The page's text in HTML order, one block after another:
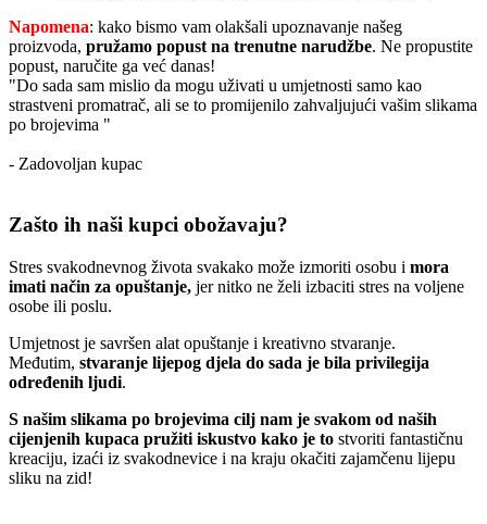
Napomena: kako bismo vam olakšali upoznavanje našeg
proizvoda, pružamo popust na trenutne narudžbe. Ne propustite
popust, naručite ga već danas!
"Do sada sam mislio da mogu uživati u umjetnosti samo kao
strastveni promatrač, ali se to promijenilo zahvaljujući vašim slikama
po brojevima "
- Zadovoljan kupac
Zašto ih naši kupci obožavaju?
Stres svakodnevnog života svakako može izmoriti osobu i mora
imati način za opuštanje, jer nitko ne želi izbaciti stres na voljene
osobe ili poslu.
Umjetnost je savršen alat opuštanje i kreativno stvaranje.
Međutim, stvaranje lijepog djela do sada je bila privilegija
određenih ljudi.
S našim slikama po brojevima cilj nam je svakom od naših
cijenjenih kupaca pružiti iskustvo kako je to stvoriti fantastičnu
kreaciju, izaći iz svakodnevice i na kraju okačiti zajamčenu lijepu
sliku na zid!